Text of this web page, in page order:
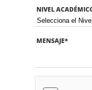
NIVEL
MENSAJE*